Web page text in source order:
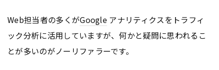
Web担当者の多くがGoogle アナリティクスをトラフィ
ック分析に活用していますが、何かと疑問に思われるこ
とが多いのがノーリファラーです。